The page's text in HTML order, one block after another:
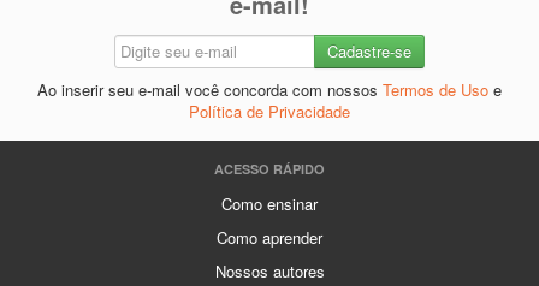
Ao inserir seu e-mail você concorda com nossos Termos de Uso e
Política de Privacidade
ACESSO RÁPIDO
Como ensinar
Como aprender
Nossos autores